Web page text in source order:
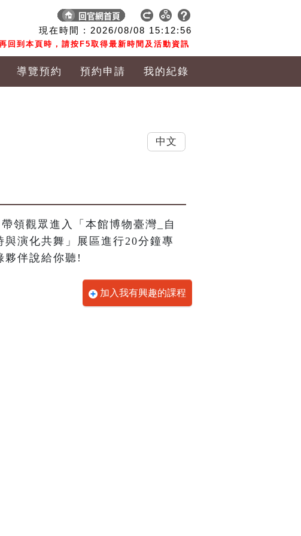
現在時間 : 2026/08/08 15:12:56
回到本頁時，請按F5取得最新時間及活動資訊
導覽預約 預約申請 我的紀錄
領觀眾進入「本館博物臺灣_自
演化共舞」展區進行20分鐘專
夥伴說給你聽!
加入我有興趣的課程